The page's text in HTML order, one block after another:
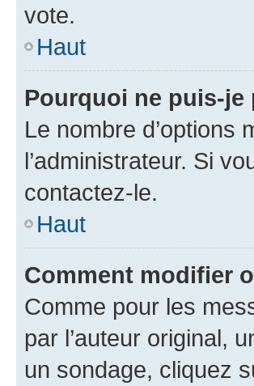
vote.
Haut
Pourquoi ne puis-je
Le nombre d’options
l’administrateur. Si
contactez-le.
Haut
Comment modifier
Comme pour les
par l’auteur original,
un sondage, cliquez